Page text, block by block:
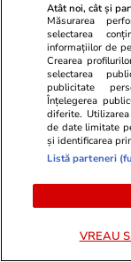
Știri România
Valeriu
spitalului
sistemului
regândit”
Vacanțe și Cultură
Hartă live
verifici pe
pericol
Atât noi, cât și
Măsurarea
selectarea
informațiilor de
Crearea
selectarea
publicitate
Înțelegerea
diferite.
de date limitate
și identificarea
Listă parteneri
VREAU